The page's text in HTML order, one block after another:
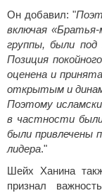
Он добавил: "
включая «Братья-
группы, были под
Позиция
оценена и
открытым и
Поэтому
в частности
были привлечены
лидера."
Шейх Ханина
признал